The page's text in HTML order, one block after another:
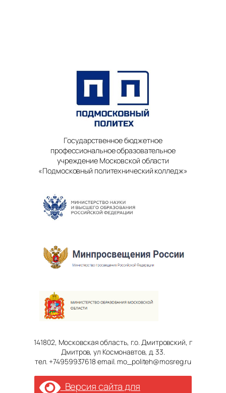
Государственное бюджетное
профессиональное образовательное
учреждение Московской области
«Подмосковный политехнический колледж»
141802, Московская область, г.о. Дмитровский, г
Дмитров, ул Космонавтов, д. 33.
тел. +74959937618 email. mo_politeh@mosreg.ru
Версия сайта для